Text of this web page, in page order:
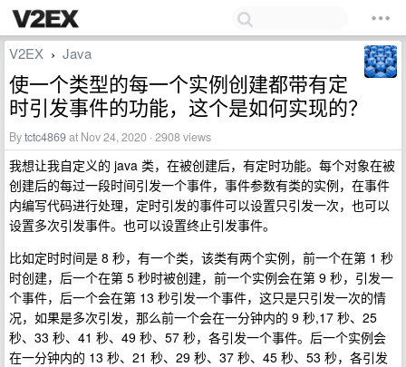
V2EX › Java
使一个类型的每一个实例创建都带有定
时引发事件的功能，这个是如何实现的？
Bytctc4869at Nov 24, 2020 · 2908 views
我想让我自定义的 java 类，在被创建后，有定时功能。每个对象在被
创建后的每过一段时间引发一个事件，事件参数有类的实例，在事件
内编写代码进行处理，定时引发的事件可以设置只引发一次，也可以
设置多次引发事件。也可以设置终止引发事件。
比如定时时间是 8 秒，有一个类，该类有两个实例，前一个在第 1 秒
时创建，后一个在第 5 秒时被创建，前一个实例会在第 9 秒，引发一
个事件，后一个会在第 13 秒引发一个事件，这只是只引发一次的情
况，如果是多次引发，那么前一个会在一分钟内的 9 秒,17 秒、25
秒、33 秒、41 秒、49 秒、57 秒，各引发一个事件。后一个实例会
在一分钟内的 13 秒、21 秒、29 秒、37 秒、45 秒、53 秒，各引发